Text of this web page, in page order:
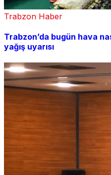
Trabzon Haber
Trabzon’da bugün hava
yağış uyarısı